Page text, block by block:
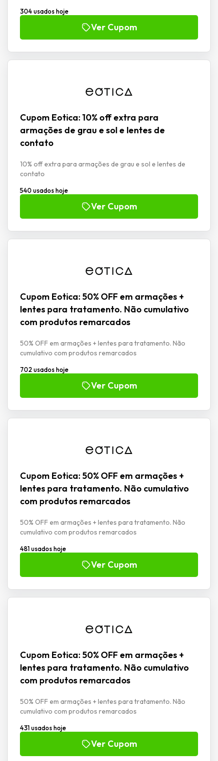
304 usados hoje
Ver Cupom
Cupom Eotica: 10% off extra para
armações de grau e sol e lentes de
contato
10% off extra para armações de grau e sol e lentes de
contato
540 usados hoje
Ver Cupom
Cupom Eotica: 50% OFF em armações +
lentes para tratamento. Não cumulativo
com produtos remarcados
50% OFF em armações + lentes para tratamento. Não
cumulativo com produtos remarcados
702 usados hoje
Ver Cupom
Cupom Eotica: 50% OFF em armações +
lentes para tratamento. Não cumulativo
com produtos remarcados
50% OFF em armações + lentes para tratamento. Não
cumulativo com produtos remarcados
481 usados hoje
Ver Cupom
Cupom Eotica: 50% OFF em armações +
lentes para tratamento. Não cumulativo
com produtos remarcados
50% OFF em armações + lentes para tratamento. Não
cumulativo com produtos remarcados
431 usados hoje
Ver Cupom